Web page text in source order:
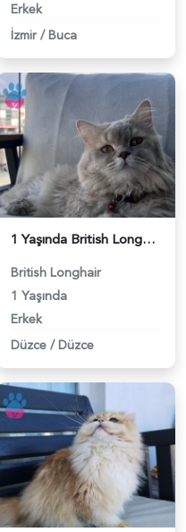
Erkek
İzmir / Buca
1 Yaşında British Longhair Oğluma eş arıyorum - 118984398
British Longhair
1 Yaşında
Erkek
Düzce / Düzce